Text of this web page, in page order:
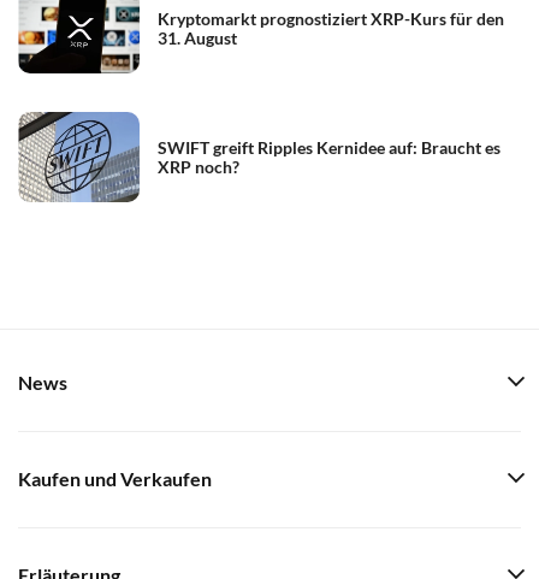
Kryptomarkt prognostiziert XRP-Kurs für den
31. August
SWIFT greift Ripples Kernidee auf: Braucht es
XRP noch?
News
Kaufen und Verkaufen